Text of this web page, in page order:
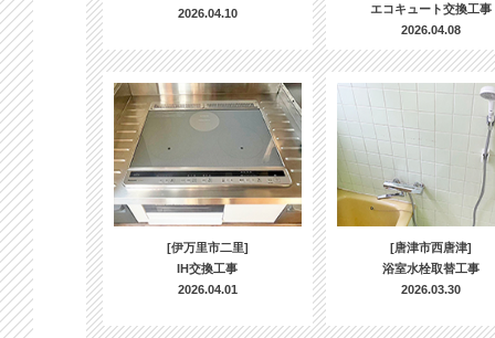
2026.04.10
エコキュート交換工事
2026.04.08
[伊万里市二里]
IH交換工事
2026.04.01
[唐津市西唐津]
浴室水栓取替工事
2026.03.30